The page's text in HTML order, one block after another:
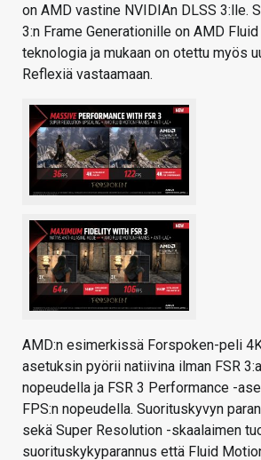
on AMD vastine NVIDIAn DLSS 3:lle.
3:n Frame Generationille on AMD
teknologia ja mukaan on otettu myös
Reflexiä vastaamaan.
AMD:n esimerkissä Forspoken-peli
asetuksin pyörii natiivina ilman FSR
nopeudella ja FSR 3 Performance -
FPS:n nopeudella. Suorituskyvyn
sekä Super Resolution -skaalaimen
suorituskykyparannus että Fluid